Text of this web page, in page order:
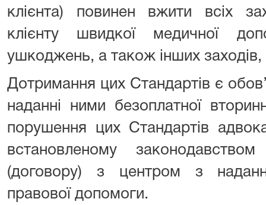
клієнта) повинен вжити всіх
клієнту швидкої медичної
ушкоджень, а також інших
Дотримання цих Стандартів є
наданні ними безоплатної
порушення цих Стандартів
встановленому
(договору) з центром з
правової допомоги.